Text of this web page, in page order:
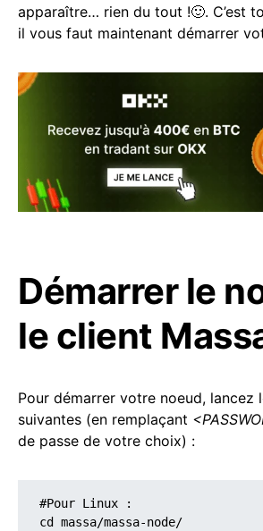
apparaître… rien du tout !🙂. C’est
il vous faut maintenant démarrer
Démarrer le
le client
Pour démarrer votre noeud, lancez
suivantes (en remplaçant
de passe de votre choix) :
#Pour Linux :
cd massa/massa-node/